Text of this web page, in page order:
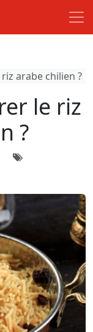
arabe chilien ?
le riz
?